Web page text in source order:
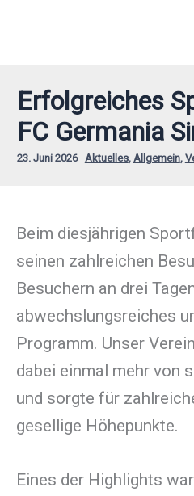
Erfolgreiches
FC Germania
23. Juni 2026 Aktuelles, Allgemein,
Beim diesjährigen
seinen zahlreichen
Besuchern an drei
abwechslungsreiches
Programm. Unser
dabei einmal mehr von
und sorgte für
gesellige Höhepunkte.
Eines der Highlights